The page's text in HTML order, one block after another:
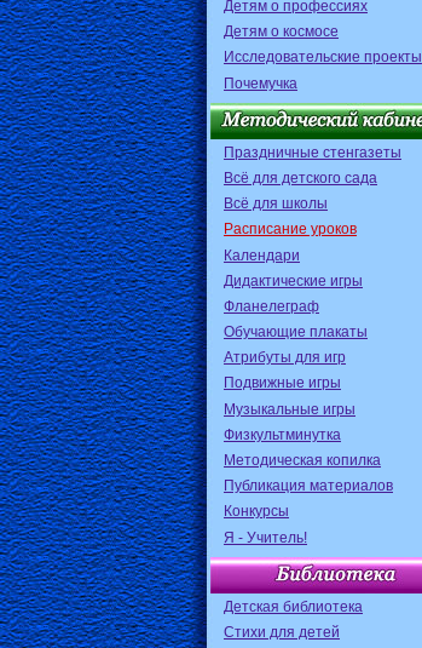
Детям о профессиях
Детям о космосе
Исследовательские проекты
Почемучка
Праздничные стенгазеты
Всё для детского сада
Всё для школы
Расписание уроков
Календари
Дидактические игры
Фланелеграф
Обучающие плакаты
Атрибуты для игр
Подвижные игры
Музыкальные игры
Физкультминутка
Методическая копилка
Публикация материалов
Конкурсы
Я - Учитель!
Детская библиотека
Стихи для детей